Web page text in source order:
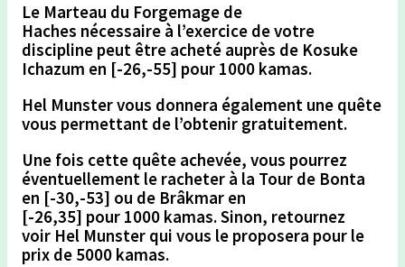
Le Marteau du Forgemage de
Haches nécessaire à l’exercice de votre
discipline peut être acheté auprès de Kosuke
Ichazum en [-26,-55] pour 1000 kamas.
Hel Munstervous donnera également une quête
vous permettant de l’obtenir gratuitement.
Une fois cette quête achevée, vous pourrez
éventuellement le racheter à la Tour de Bonta
en [-30,-53] ou de Brâkmar en
[-26,35] pour 1000 kamas.Sinon, retournez
voir Hel Munster qui vous le proposera pour le
prix de 5000 kamas.